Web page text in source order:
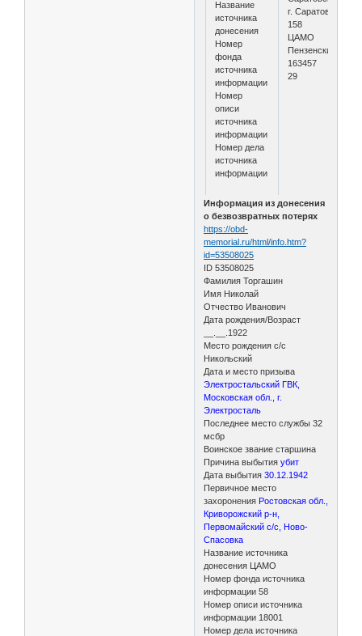
Название
источника
донесения
Номер
фонда
источника
информации
Номер
описи
источника
информации
Номер дела
источника
информации
г. Саратов
158
ЦАМО
Пензенский ВПП
163457
29
Информация из донесения
о безвозвратных потерях
https://obd-
memorial.ru/html/info.htm?
id=53508025
ID 53508025
Фамилия Торгашин
Имя Николай
Отчество Иванович
Дата рождения/Возраст
__.__.1922
Место рождения с/с
Никольский
Дата и место призыва
Электростальский ГВК,
Московская обл., г.
Электросталь
Последнее место службы 32
мсбр
Воинское звание старшина
Причина выбытия убит
Дата выбытия30.12.1942
Первичное место
захоронения Ростовская обл.,
Криворожский р-н,
Первомайский с/с, Ново-
Спасовка
Название источника
донесения ЦАМО
Номер фонда источника
информации 58
Номер описи источника
информации 18001
Номер дела источника